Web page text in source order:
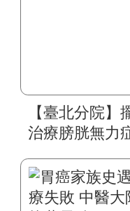
【臺北分院
治療膀胱無力